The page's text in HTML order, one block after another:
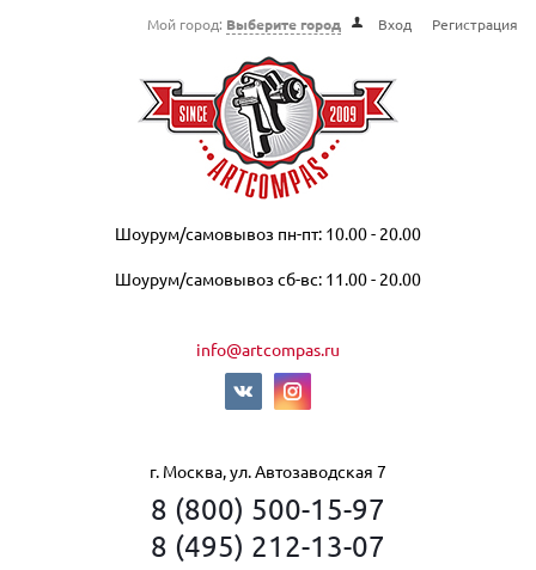
Мой город: Выберите город Вход Регистрация
Шоурум/самовывоз пн-пт: 10.00 - 20.00
Шоурум/самовывоз сб-вс: 11.00 - 20.00
info@artcompas.ru
г. Москва, ул. Автозаводская 7
8 (800) 500-15-97
8 (495) 212-13-07